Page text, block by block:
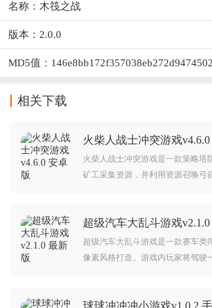
名称：木筏之战
版本：2.0.0
MD5值：
相关下载
火柴人战士冲突游戏v4.6.0
火柴人战士冲突游戏是一款策略塔
矿工采集资源，并利用资源召唤弓
戏操作简单，感兴趣的朋友快来下
超级汽车大乱斗游戏v2.1.0
超级汽车大乱斗游戏是一款赛车类
像素风格打造。游戏内玩家将驾驶
大乱斗游戏感兴趣的玩家不要错过
球球冲冲冲小游戏v1.0.2